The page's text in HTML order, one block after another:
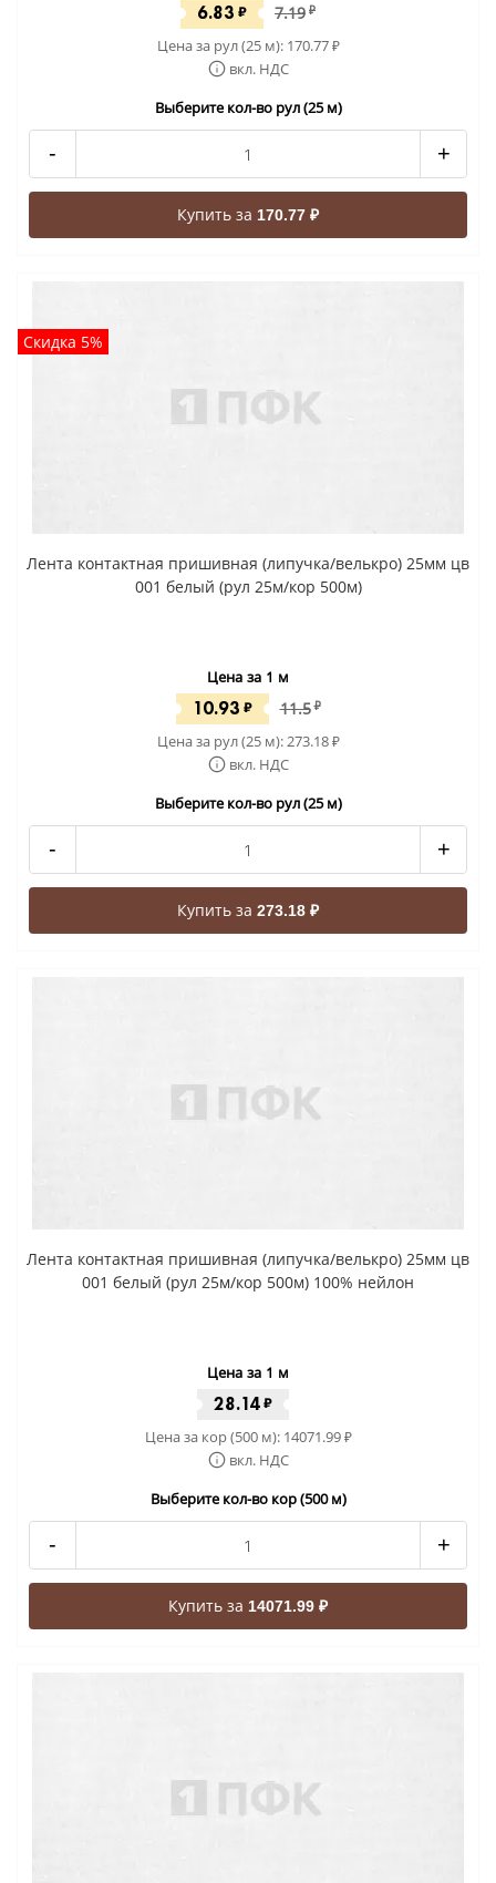
6.83 ₽ 7.19 ₽
Цена за рул (25 м): 170.77₽
вкл. НДС
Выберите кол-во рул (25 м)
- +
Купить за 170.77 ₽
Скидка 5%
Лента контактная пришивная (липучка/велькро) 25мм цв
001 белый (рул 25м/кор 500м)
Цена за 1 м
10.93 ₽ 11.5 ₽
Цена за рул (25 м):273.18₽
вкл. НДС
Выберите кол-во рул (25 м)
- +
Купить за 273.18 ₽
Лента контактная пришивная (липучка/велькро) 25мм цв
001 белый (рул 25м/кор 500м) 100% нейлон
Цена за 1 м
28.14 ₽
Цена за кор (500 м): 14071.99₽
вкл. НДС
Выберите кол-во кор (500 м)
- +
Купить за 14071.99 ₽